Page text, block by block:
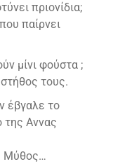
πριονίδια;
παίρνει
μίνι φούστα ;
τους.
έβγαλε το
Aννας
Μύθος…